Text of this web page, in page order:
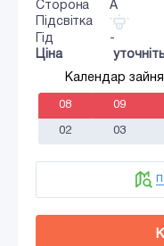
Сторона
A
Підсвітка
Гід
-
Ціна
Календар
08 09
02 03